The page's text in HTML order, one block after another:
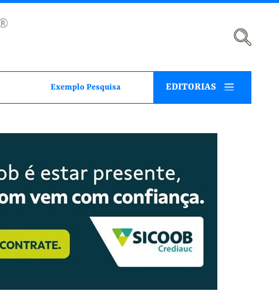
Exemplo Pesquisa EDITORIAS